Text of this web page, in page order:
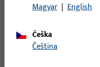
Magyar | English
Češka
čeština